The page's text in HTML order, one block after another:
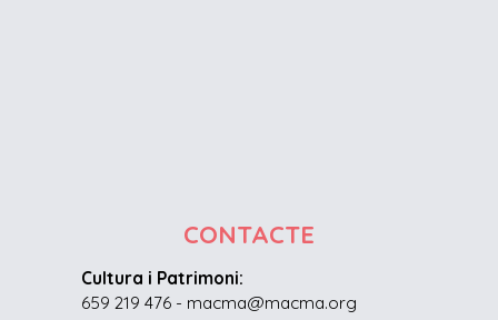
CONTACTE
Cultura i Patrimoni:
659 219 476 - macma@macma.org